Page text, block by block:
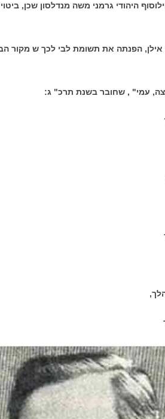
היהודי גרמני משה מנדלסון שכן,
אילן, הפנתה את תשומת לבי לכך ש מקור
עמי" , שחובר בשנת תרכ" ג: